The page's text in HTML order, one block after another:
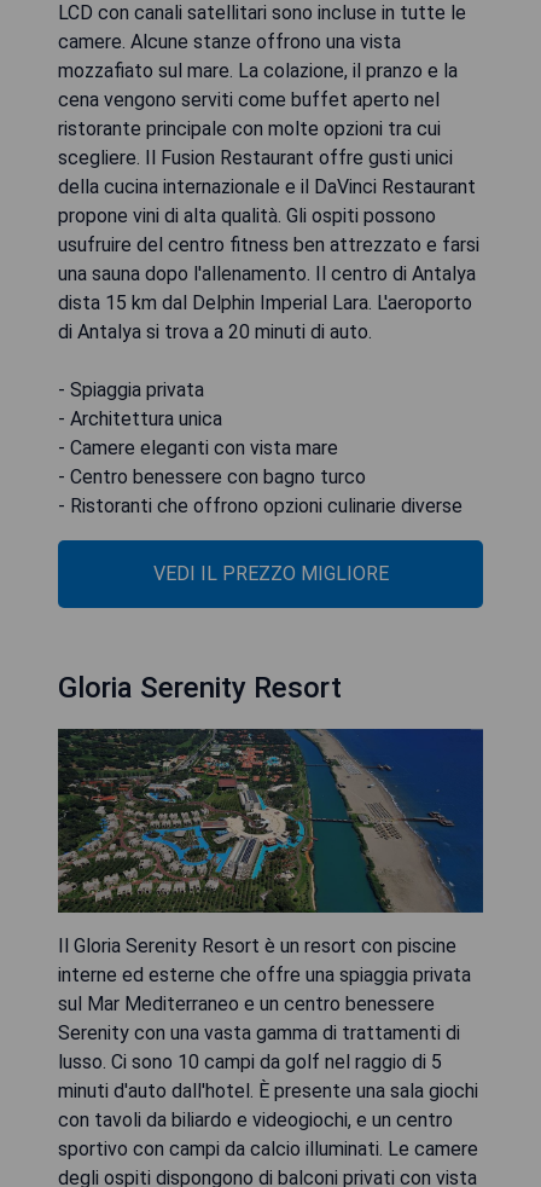
LCD con canali satellitari sono incluse in tutte le
camere. Alcune stanze offrono una vista
mozzafiato sul mare. La colazione, il pranzo e la
cena vengono serviti come buffet aperto nel
ristorante principale con molte opzioni tra cui
scegliere. Il Fusion Restaurant offre gusti unici
della cucina internazionale e il DaVinci Restaurant
propone vini di alta qualità. Gli ospiti possono
usufruire del centro fitness ben attrezzato e farsi
una sauna dopo l'allenamento. Il centro di Antalya
dista 15 km dal Delphin Imperial Lara. L'aeroporto
di Antalya si trova a 20 minuti di auto.
- Spiaggia privata
- Architettura unica
- Camere eleganti con vista mare
- Centro benessere con bagno turco
- Ristoranti che offrono opzioni culinarie diverse
VEDI IL PREZZO MIGLIORE
Gloria Serenity Resort
Il Gloria Serenity Resort è un resort con piscine
interne ed esterne che offre una spiaggia privata
sul Mar Mediterraneo e un centro benessere
Serenity con una vasta gamma di trattamenti di
lusso. Ci sono 10 campi da golf nel raggio di 5
minuti d'auto dall'hotel. È presente una sala giochi
con tavoli da biliardo e videogiochi, e un centro
sportivo con campi da calcio illuminati. Le camere
degli ospiti dispongono di balconi privati ​​con vista